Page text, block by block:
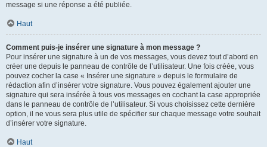
message si une réponse a été publiée.
Haut
Comment puis-je insérer une signature à mon message ?
Pour insérer une signature à un de vos messages, vous devez tout d’abord en
créer une depuis le panneau de contrôle de l’utilisateur. Une fois créée, vous
pouvez cocher la case « Insérer une signature » depuis le formulaire de
rédaction afin d’insérer votre signature. Vous pouvez également ajouter une
signature qui sera insérée à tous vos messages en cochant la case appropriée
dans le panneau de contrôle de l’utilisateur. Si vous choisissez cette dernière
option, il ne vous sera plus utile de spécifier sur chaque message votre souhait
d’insérer votre signature.
Haut